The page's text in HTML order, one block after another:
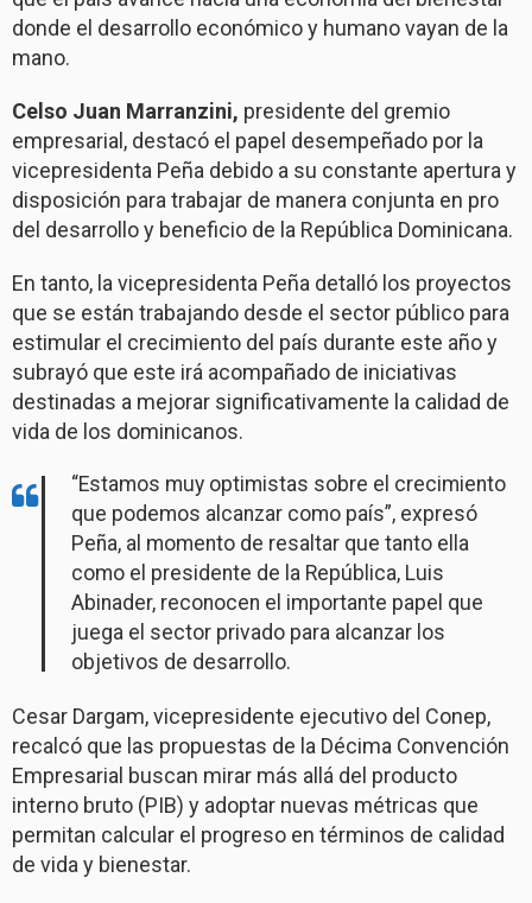
donde el desarrollo económico y humano vayan de la
mano.
Celso Juan Marranzini, presidente del gremio
empresarial, destacó el papel desempeñado por la
vicepresidenta Peña debido a su constante apertura y
disposición para trabajar de manera conjunta en pro
del desarrollo y beneficio de la República Dominicana.
En tanto, la vicepresidenta Peña detalló los proyectos
que se están trabajando desde el sector público para
estimular el crecimiento del país durante este año y
subrayó que este irá acompañado de iniciativas
destinadas a mejorar significativamente la calidad de
vida de los dominicanos.
“Estamos muy optimistas sobre el crecimiento
que podemos alcanzar como país”, expresó
Peña, al momento de resaltar que tanto ella
como el presidente de la República, Luis
Abinader, reconocen el importante papel que
juega el sector privado para alcanzar los
objetivos de desarrollo.
Cesar Dargam, vicepresidente ejecutivo del Conep,
recalcó que las propuestas de la Décima Convención
Empresarial buscan mirar más allá del producto
interno bruto (PIB) y adoptar nuevas métricas que
permitan calcular el progreso en términos de calidad
de vida y bienestar.